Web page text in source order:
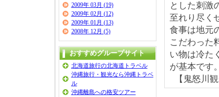
2009年 03月 (19)
2009年 02月 (12)
2009年 01月 (13)
2008年 12月 (5)
おすすめグループサイト
北海道旅行の北海道トラベル
沖縄旅行・観光なら沖縄トラベ
ル
沖縄離島への格安ツアー
とした刺激
至れり尽く
食事は地元
こだわった
い物は冷た
が基本です
【鬼怒川